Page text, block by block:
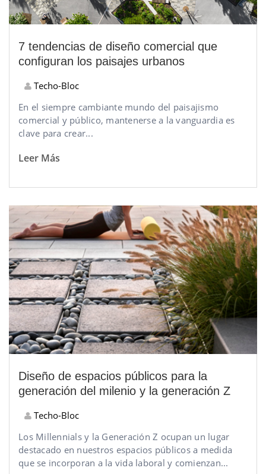
7 tendencias de diseño comercial que
configuran los paisajes urbanos
Techo-Bloc
En el siempre cambiante mundo del paisajismo
comercial y público, mantenerse a la vanguardia es
clave para crear...
Leer Más
Diseño de espacios públicos para la
generación del milenio y la generación Z
Techo-Bloc
Los Millennials y la Generación Z ocupan un lugar
destacado en nuestros espacios públicos a medida
que se incorporan a la vida laboral y comienzan...